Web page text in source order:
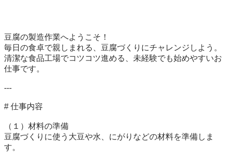
豆腐の製造作業へようこそ！
毎日の食卓で親しまれる、豆腐づくりにチャレンジしよう。
清潔な食品工場でコツコツ進める、未経験でも始めやすいお
仕事です。
---
# 仕事内容
（１）材料の準備
豆腐づくりに使う大豆や水、にがりなどの材料を準備しま
す。